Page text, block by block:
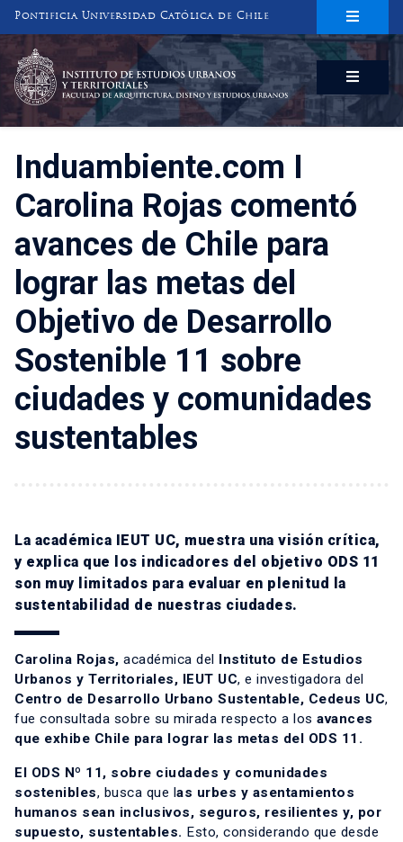
Pontificia Universidad Católica de Chile
INSTITUTO DE ESTUDIOS URBANOS
Y TERRITORIALES
FACULTAD DE ARQUITECTURA, DISEÑO Y ESTUDIOS URBANOS
Induambiente.com I
Carolina Rojas comentó
avances de Chile para
lograr las metas del
Objetivo de Desarrollo
Sostenible 11 sobre
ciudades y comunidades
sustentables
La académica IEUT UC, muestra una visión crítica,
y explica que los indicadores del objetivo ODS 11
son muy limitados para evaluar en plenitud la
sustentabilidad de nuestras ciudades.
Carolina Rojas, académica del Instituto de Estudios
Urbanos y Territoriales, IEUT UC, e investigadora del
Centro de Desarrollo Urbano Sustentable, Cedeus UC,
fue consultada sobre su mirada respecto a los avances
que exhibe Chile para lograr las metas del ODS 11.
El ODS Nº 11, sobre ciudades y comunidades
sostenibles, busca que las urbes y asentamientos
humanos sean inclusivos, seguros, resilientes y, por
supuesto, sustentables. Esto, considerando que desde